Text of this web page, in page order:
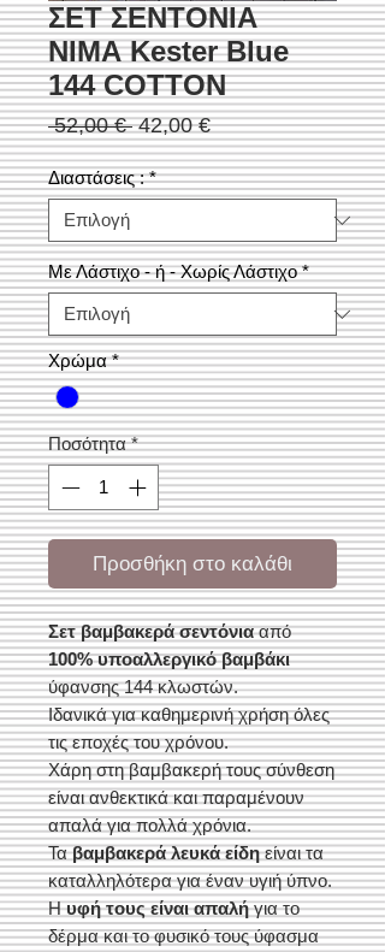
ΣΕΤ ΣΕΝΤΟΝΙΑ
ΝΙΜΑ Kester Blue
144 COTTON
52,00 € Κανονική
τιμή
42,00 €Τιμή
Έκπτωσης
Διαστάσεις : *
Με Λάστιχο - ή - Χωρίς Λάστιχο *
Χρώμα *
Ποσότητα *
Προσθήκη στο καλάθι
Σετ βαμβακερά σεντόνιααπό
100% υποαλλεργικό βαμβάκι
ύφανσης 144 κλωστών.
Ιδανικά για καθημερινή χρήση όλες
τις εποχές του χρόνου.
Χάρη στη βαμβακερή τους σύνθεση
είναι ανθεκτικά και παραμένουν
απαλά για πολλά χρόνια.
Ταβαμβακερά λευκά είδηείναι τα
καταλληλότερα για έναν υγιή ύπνο.
Ηυφή τους είναι απαλήγια το
δέρμα και το φυσικό τους ύφασμα